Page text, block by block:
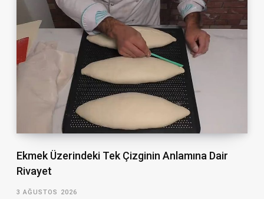
Ekmek Üzerindeki Tek Çizginin Anlamına Dair
Rivayet
3 AĞUSTOS 2026